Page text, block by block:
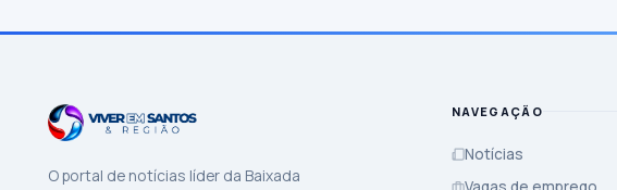
O portal de notícias líder da Baixada
NAVEGAÇÃO
Notícias